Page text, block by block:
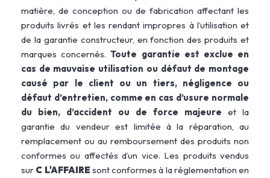
matière, de conception ou de fabrication affectant les
produits livrés et les rendant impropres à l’utilisation et
de la garantie constructeur, en fonction des produits et
marques concernés.Toute garantie est exclue en
cas de mauvaise utilisation ou défaut de montage
causé par le client ou un tiers, négligence ou
défaut d’entretien, comme en cas d’usure normale
du bien, d’accident ou de force majeure et la
garantie du vendeur est limitée à la réparation, au
remplacement ou au remboursement des produits non
conformes ou affectés d’un vice. Les produits vendus
sur C L'AFFAIRE sont conformes à la réglementation en